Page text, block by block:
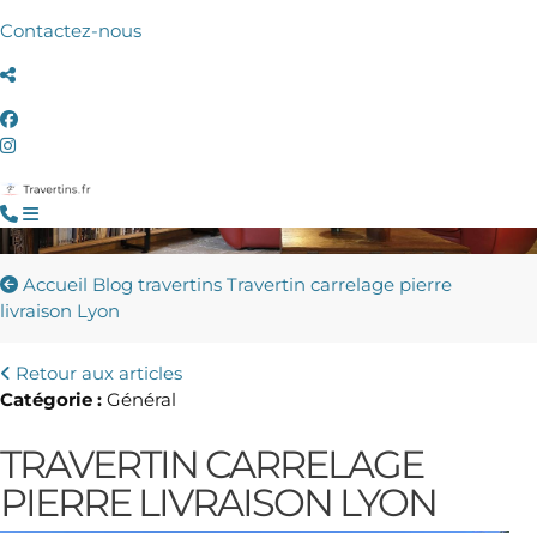
Contactez-nous
Accueil Blog travertins Travertin carrelage pierre
livraison Lyon
Retour aux articles
Catégorie : Général
TRAVERTIN CARRELAGE
PIERRE LIVRAISON LYON